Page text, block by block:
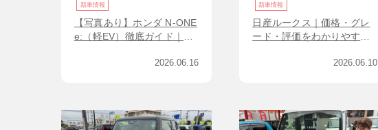
新車情報
【写真あり】ホンダ N-ONE
e:（軽EV）徹底ガイド｜価
2026.06.16
新車情報
日産ルークス｜価格・グレ
ード・評価をわかりやすく
2026.06.10